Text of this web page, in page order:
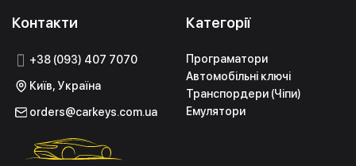
Контакти
+38 (093) 407 7070
Київ, Україна
orders@carkeys.com.ua
Категорії
Програматори
Автомобільні ключі
Транспордери (Чіпи)
Емулятори